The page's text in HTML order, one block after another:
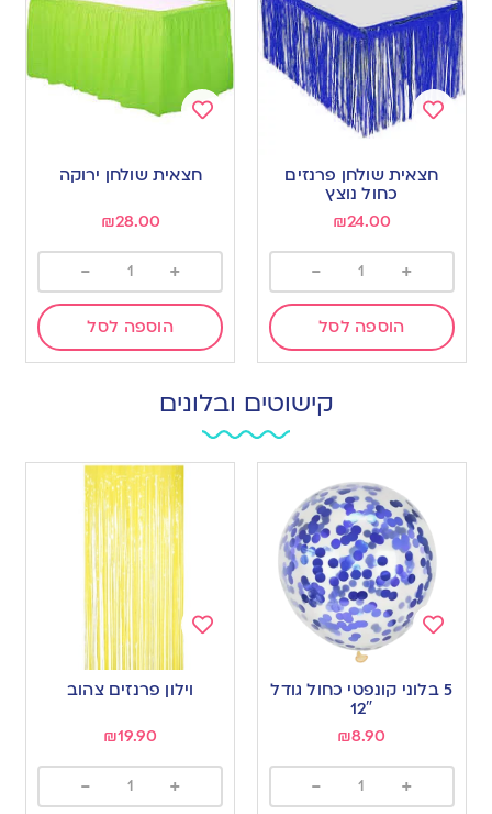
wishlist
חצאית שולחן פרנזים
כחול נוצץ
₪24.00
+
-
הוספה לסל
wishlist
חצאית שולחן ירוקה
₪28.00
+
-
הוספה לסל
קישוטים ובלונים
to 5 בלוני קונפטי כחול גודל
12″
₪8.90
+
-
wishlist
וילון פרנזים צהוב
₪19.90
+
-